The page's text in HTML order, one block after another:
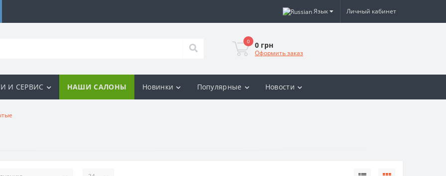
Язык Личный кабинет
0 0 грн
Оформить заказ
И СЕРВИС НАШИ САЛОНЫ Новинки Популярные Новости